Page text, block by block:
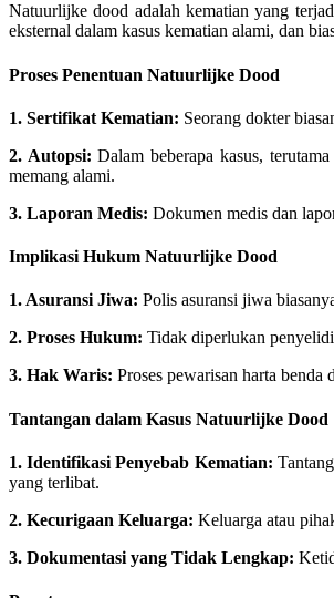
Natuurlijke dood adalah kematian yang
eksternal dalam kasus kematian alami, dan
Proses Penentuan Natuurlijke Dood
1. Sertifikat Kematian: Seorang dokter
2. Autopsi: Dalam beberapa kasus,
memang alami.
3. Laporan Medis: Dokumen medis dan
Implikasi Hukum Natuurlijke Dood
1. Asuransi Jiwa: Polis asuransi jiwa
2. Proses Hukum: Tidak diperlukan
3. Hak Waris: Proses pewarisan harta
Tantangan dalam Kasus Natuurlijke Dood
1. Identifikasi Penyebab Kematian:
yang terlibat.
2. Kecurigaan Keluarga: Keluarga atau
3. Dokumentasi yang Tidak Lengkap: